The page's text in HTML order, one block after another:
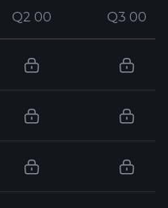
Q2 00 Q3 00
Q2 00 Q3 00